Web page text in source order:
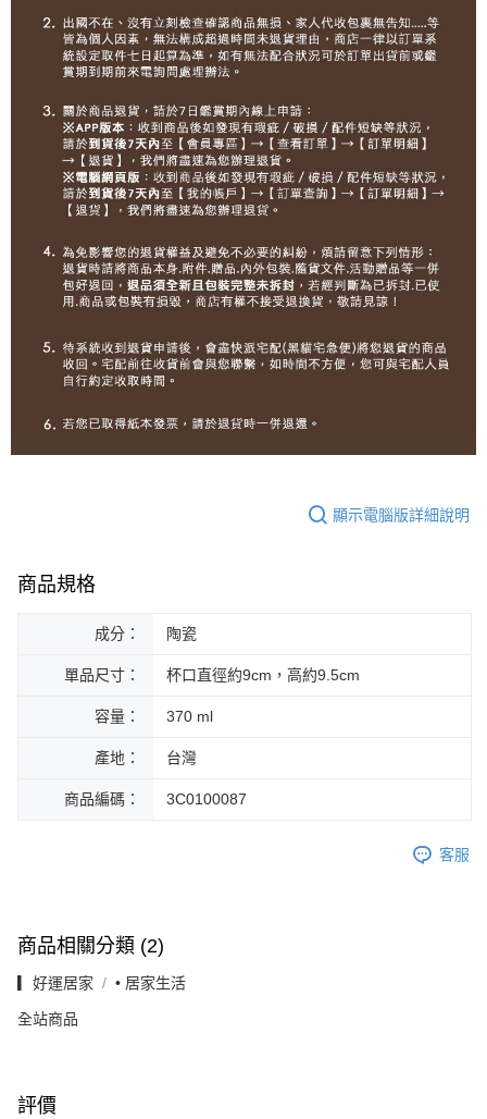
顯示電腦版詳細說明
商品規格
成分： 陶瓷
單品尺寸： 杯口直徑約9cm，高約9.5cm
容量： 370 ml
產地： 台灣
商品編碼： 3C0100087
客服
商品相關分類 (2)
▎好運居家 • 居家生活
全站商品
評價